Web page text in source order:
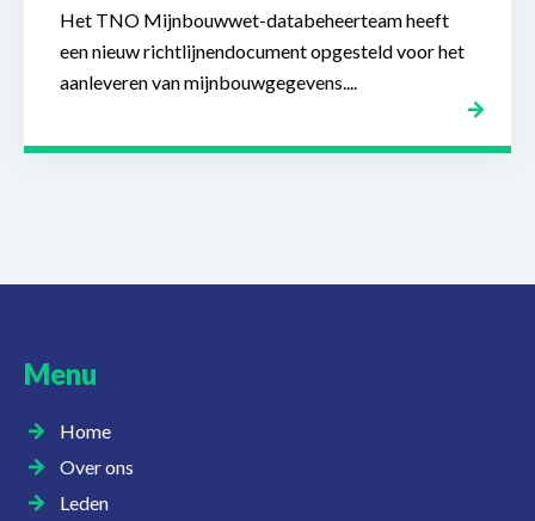
Het TNO Mijnbouwwet-databeheerteam heeft
een nieuw richtlijnendocument opgesteld voor het
aanleveren van mijnbouwgegevens....
Menu
Home
Over ons
Leden